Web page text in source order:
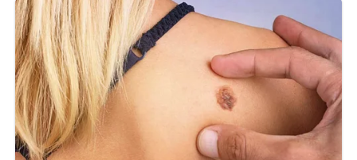
Zubereitung des
Hühnereintopfes
Huhn vorbereiten:
Das Suppenhuhn waschen und in einen großen
Topf mit etwa 1 1/2 Liter kochendem